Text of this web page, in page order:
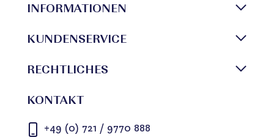
INFORMATIONEN
KUNDENSERVICE
RECHTLICHES
KONTAKT
+49 (0) 721 / 9770 888